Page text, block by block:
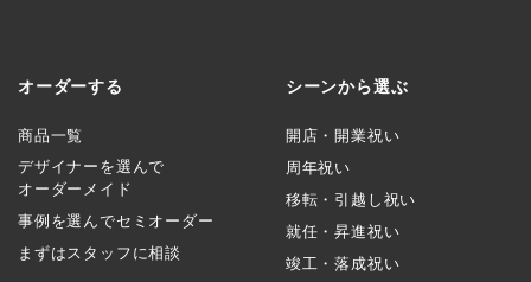
オーダーする
商品一覧
デザイナーを選んで
オーダーメイド
事例を選んでセミオーダー
まずはスタッフに相談
シーンから選ぶ
開店・開業祝い
周年祝い
移転・引越し祝い
就任・昇進祝い
竣工・落成祝い